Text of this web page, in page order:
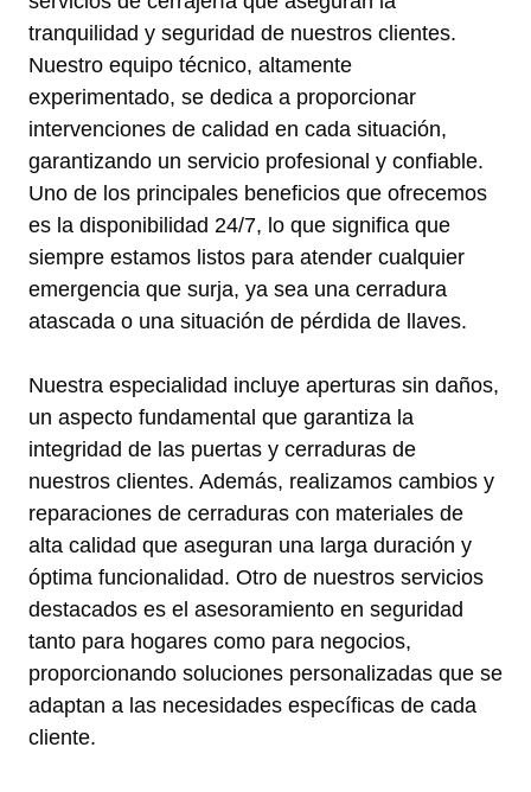
tranquilidad y seguridad de nuestros clientes.
Nuestro equipo técnico, altamente
experimentado, se dedica a proporcionar
intervenciones de calidad en cada situación,
garantizando un servicio profesional y confiable.
Uno de los principales beneficios que ofrecemos
es la disponibilidad 24/7, lo que significa que
siempre estamos listos para atender cualquier
emergencia que surja, ya sea una cerradura
atascada o una situación de pérdida de llaves.
Nuestra especialidad incluye aperturas sin daños,
un aspecto fundamental que garantiza la
integridad de las puertas y cerraduras de
nuestros clientes. Además, realizamos cambios y
reparaciones de cerraduras con materiales de
alta calidad que aseguran una larga duración y
óptima funcionalidad. Otro de nuestros servicios
destacados es el asesoramiento en seguridad
tanto para hogares como para negocios,
proporcionando soluciones personalizadas que se
adaptan a las necesidades específicas de cada
cliente.